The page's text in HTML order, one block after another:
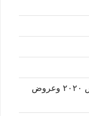
اخر اسعار ومواصفات ميكروباص تويوتا هاياس ٢٠٢٠ وعروض